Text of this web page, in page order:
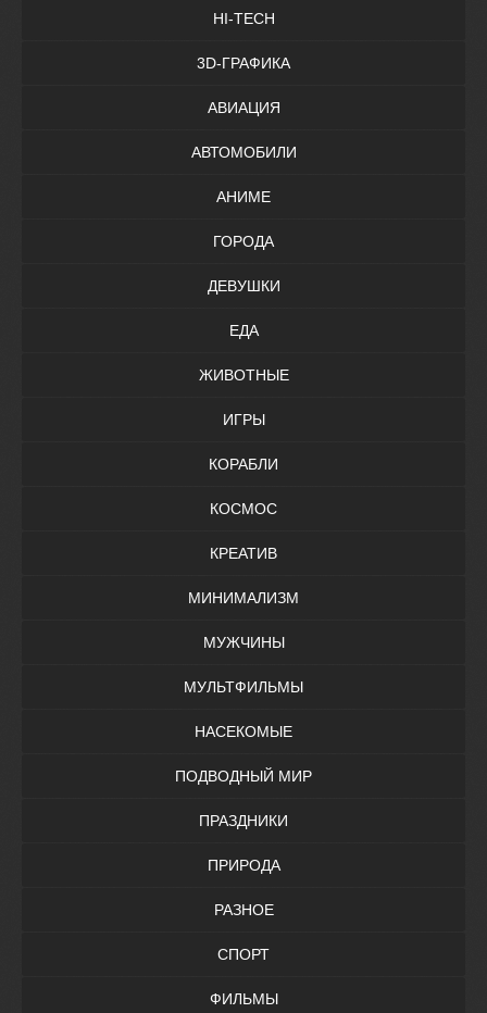
HI-TECH
3D-ГРАФИКА
АВИАЦИЯ
АВТОМОБИЛИ
АНИМЕ
ГОРОДА
ДЕВУШКИ
ЕДА
ЖИВОТНЫЕ
ИГРЫ
КОРАБЛИ
КОСМОС
КРЕАТИВ
МИНИМАЛИЗМ
МУЖЧИНЫ
МУЛЬТФИЛЬМЫ
НАСЕКОМЫЕ
ПОДВОДНЫЙ МИР
ПРАЗДНИКИ
ПРИРОДА
РАЗНОЕ
СПОРТ
ФИЛЬМЫ